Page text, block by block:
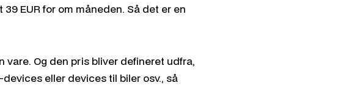
EUR for om måneden. Så det er en
Og den pris bliver defineret udfra,
eller devices til biler osv., så